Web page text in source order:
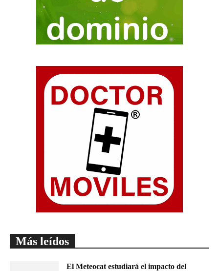
Más leídos
El Meteocat estudiará el impacto del